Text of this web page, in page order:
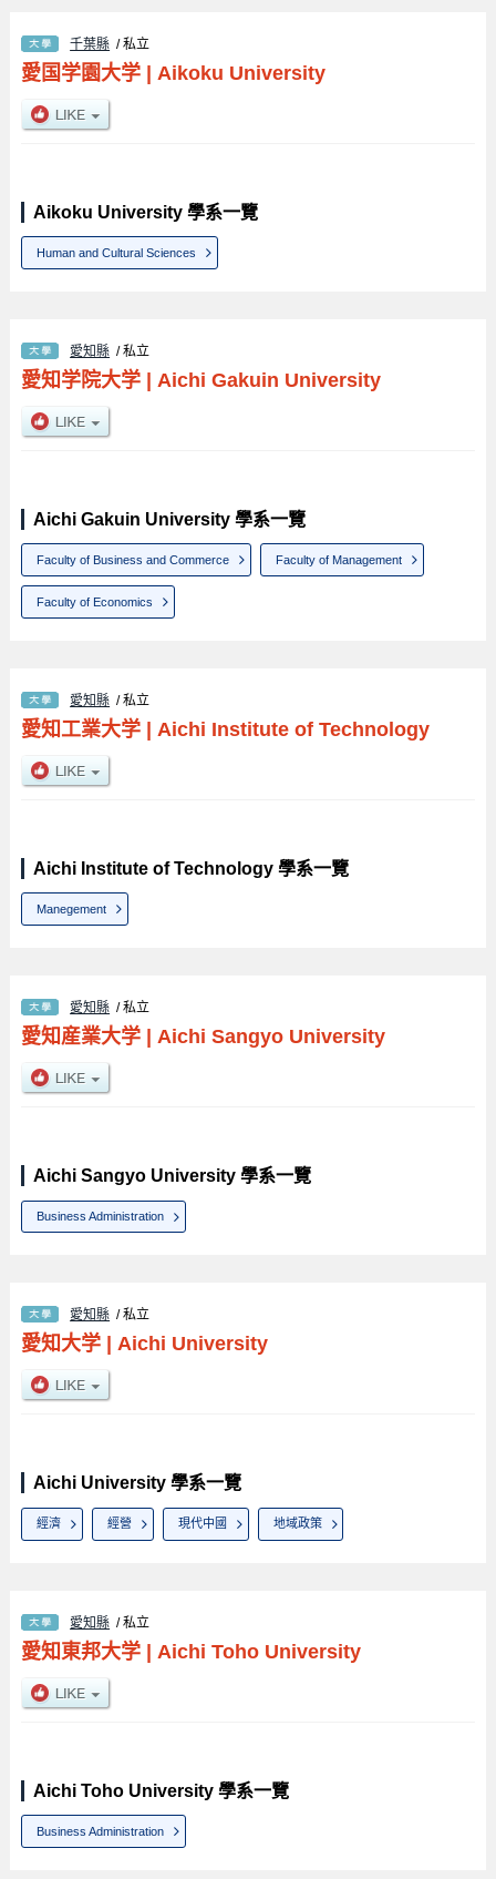
千葉縣 / 私立
愛国学園大学| Aikoku University
Aikoku University 學系一覽
Human and Cultural Sciences
愛知縣 / 私立
愛知学院大学| Aichi Gakuin University
Aichi Gakuin University 學系一覽
Faculty of Business and Commerce Faculty of Management
Faculty of Economics
愛知縣 / 私立
愛知工業大学| Aichi Institute of Technology
Aichi Institute of Technology 學系一覽
Manegement
愛知縣 / 私立
愛知産業大学| Aichi Sangyo University
Aichi Sangyo University 學系一覽
Business Administration
愛知縣 / 私立
愛知大学| Aichi University
Aichi University 學系一覽
經濟 經營 現代中國 地域政策
愛知縣 / 私立
愛知東邦大学| Aichi Toho University
Aichi Toho University 學系一覽
Business Administration